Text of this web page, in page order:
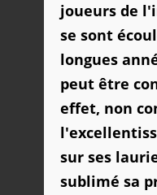
joueurs de
se sont
longues
peut être
effet, non
sur ses
sublimé sa